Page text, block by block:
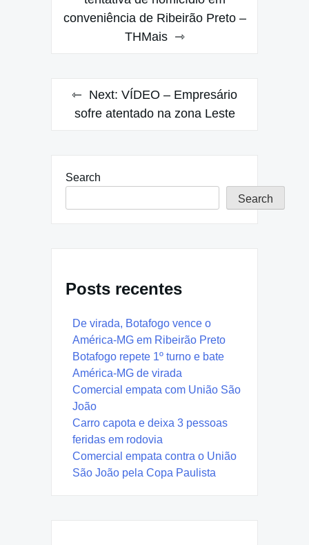
conveniência de Ribeirão Preto –
THMais
Next: VÍDEO – Empresário
sofre atentado na zona Leste
Search
Search
Posts recentes
De virada, Botafogo vence o
América-MG em Ribeirão Preto
Botafogo repete 1º turno e bate
América-MG de virada
Comercial empata com União São
João
Carro capota e deixa 3 pessoas
feridas em rodovia
Comercial empata contra o União
São João pela Copa Paulista